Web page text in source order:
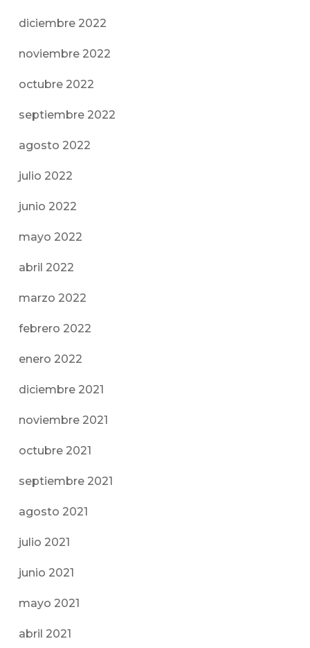
diciembre 2022
noviembre 2022
octubre 2022
septiembre 2022
agosto 2022
julio 2022
junio 2022
mayo 2022
abril 2022
marzo 2022
febrero 2022
enero 2022
diciembre 2021
noviembre 2021
octubre 2021
septiembre 2021
agosto 2021
julio 2021
junio 2021
mayo 2021
abril 2021